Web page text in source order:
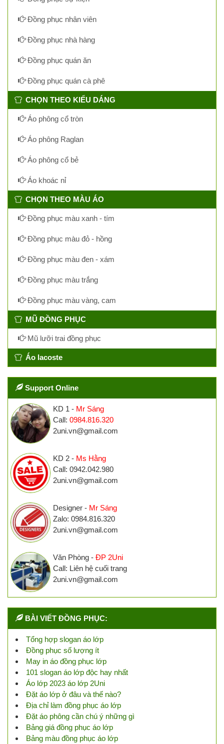
Đồng phục nhân viên
Đồng phục nhà hàng
Đồng phục quán ăn
Đồng phục quán cà phê
CHỌN THEO KIỂU DÁNG
Áo phông cổ tròn
Áo phông Raglan
Áo phông cổ bẻ
Áo khoác nỉ
CHỌN THEO MÀU ÁO
Đồng phục màu xanh - tím
Đồng phục màu đỏ - hồng
Đồng phục màu đen - xám
Đồng phục màu trắng
Đồng phục màu vàng, cam
MŨ ĐỒNG PHỤC
Mũ lưỡi trai đồng phục
Áo lacoste
Support Online
KD 1 - Mr Sáng
Call: 0984.816.320
2uni.vn@gmail.com
KD 2 - Ms Hằng
Call: 0942.042.980
2uni.vn@gmail.com
Designer - Mr Sáng
Zalo: 0984.816.320
2uni.vn@gmail.com
Văn Phòng - ĐP 2Uni
Call: Liên hệ cuối trang
2uni.vn@gmail.com
BÀI VIẾT ĐỒNG PHỤC:
Tổng hợp slogan áo lớp
Đồng phục số lượng ít
May in áo đồng phục lớp
101 slogan áo lớp độc hay nhất
Áo lớp 2023 áo lớp 2Uni
Đặt áo lớp ở đâu và thế nào?
Địa chỉ làm đồng phục áo lớp
Đặt áo phông cần chú ý những gì
Bảng giá đồng phục áo lớp
Bảng màu đồng phục áo lớp